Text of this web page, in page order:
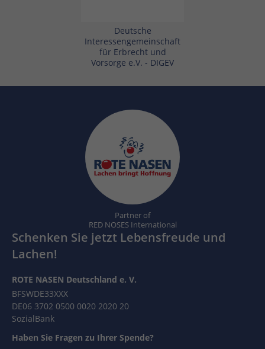
Deutsche
Interessengemeinschaft
für Erbrecht und
Vorsorge e.V. - DIGEV
Partner of
RED NOSES International
Schenken Sie jetzt Lebensfreude und
Lachen!
ROTE NASEN Deutschland e. V.
BFSWDE33XXX
DE06 3702 0500 0020 2020 20
SozialBank
Haben Sie Fragen zu Ihrer Spende?